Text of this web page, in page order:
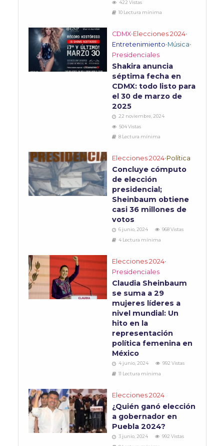
422 Vistas
10 Lectura mínima
CDMX•Elecciones 2024•
Entretenimiento•Música•
Presidenciales
Shakira anuncia
séptima fecha en
CDMX: todo listo para
el 30 de marzo de
2025
22 noviembre, 2024
504 Vistas
8 Lectura mínima
Elecciones 2024•Política
Concluye cómputo
de elección
presidencial;
Sheinbaum obtiene
casi 36 millones de
votos
6 junio, 2024
968 Vistas
4 Lectura mínima
Elecciones 2024•
Presidenciales
Claudia Sheinbaum
se suma a 29
mujeres líderes a
nivel mundial: Un
hito en la
representación
política femenina en
México
4 junio, 2024
992 Vistas
11 Lectura mínima
Elecciones 2024
¿Quién ganó elección
a gobernador en
Puebla 2024?
3 junio, 2024
992 Vistas